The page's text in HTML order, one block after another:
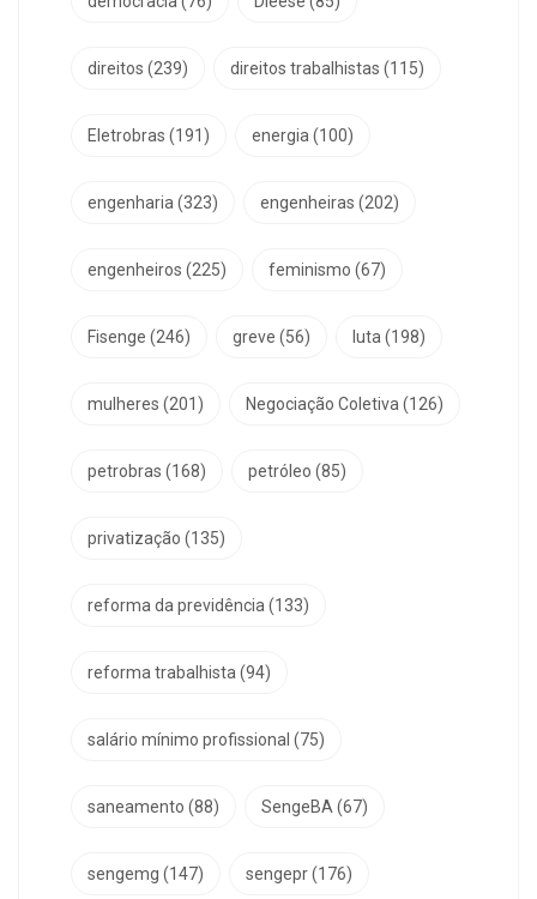
direitos (239) direitos trabalhistas (115)
Eletrobras (191) energia (100)
engenharia (323) engenheiras (202)
engenheiros (225) feminismo (67)
Fisenge (246) greve (56) luta (198)
mulheres (201) Negociação Coletiva (126)
petrobras (168) petróleo (85)
privatização (135)
reforma da previdência (133)
reforma trabalhista (94)
salário mínimo profissional (75)
saneamento (88) SengeBA (67)
sengemg (147) sengepr(176)